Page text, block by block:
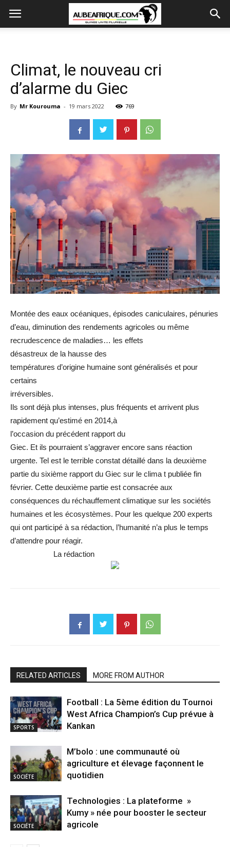
Climat, le nouveau cri
d’alarme du Giec
By Mr Kourouma - 19 mars 2022 769
Montée des eaux océaniques, épisodes caniculaires, pénuries
d’eau, diminution des rendements agricoles ou même
recrudescence de maladies… les effets
désastreux de la hausse des
températures d’origine humaine sont généralisés et pour
certains
irréversibles.
Ils sont déjà plus intenses, plus fréquents et arrivent plus
rapidement qu’estimé en 2014,à
l’occasion du précédent rapport du
Giec. Et ils pourraient s’aggraver encore sans réaction
urgente. Tel est le terrible constat détaillé dans la deuxième
partie du sixième rapport du Giec sur le clima t publiée fin
février. Cette deuxième partie est consacrée aux
conséquences du réchauffement climatique sur les sociétés
humaines et les écosystèmes. Pour les quelque 200 experts
qui ont participé à sa rédaction, l’humanité n’a plus le temps
d’attendre pour réagir.
La rédaction
RELATED ARTICLES MORE FROM AUTHOR
SPORTS
Football : La 5ème édition du Tournoi
West Africa Champion’s Cup prévue à
Kankan
SOCIÉTE
M’bolo : une communauté où
agriculture et élevage façonnent le
quotidien
SOCIÉTE
Technologies : La plateforme »
Kumy » née pour booster le secteur
agricole